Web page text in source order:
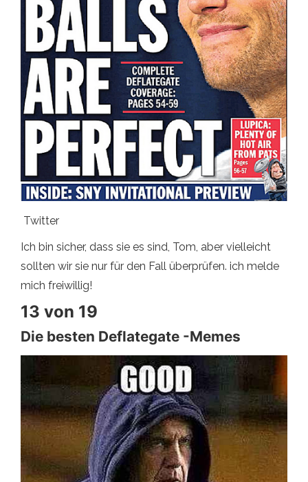
Twitter
Ich bin sicher, dass sie es sind, Tom, aber vielleicht
sollten wir sie nur für den Fall überprüfen. ich melde
mich freiwillig!
13 von 19
Die besten Deflategate -Memes